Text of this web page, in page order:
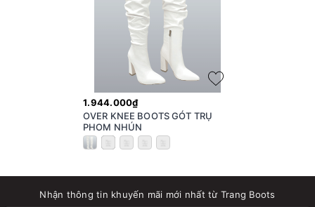
1.944.000₫
OVER KNEE BOOTS GÓT TRỤ
PHOM NHÚN
Nhận thông tin khuyến mãi mới nhất từ Trang Boots